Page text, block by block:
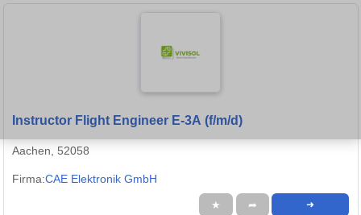
Instructor Flight Engineer E-3A (f/m/d)
Aachen, 52058
Firma:CAE Elektronik GmbH
★ ➦ ➜